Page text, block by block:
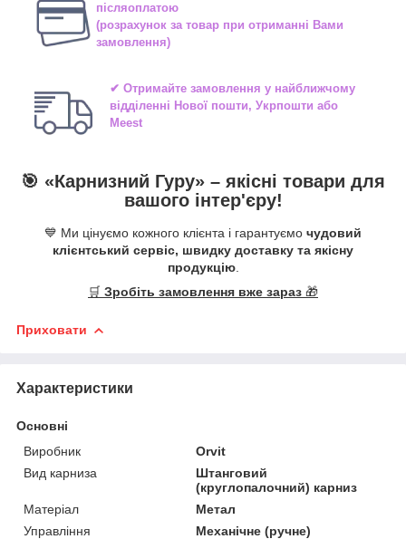
післяоплатою
(розрахунок за товар при отриманні Вами
замовлення)
✔ Отримайте замовлення у найближчому
відділенні Нової пошти, Укрпошти або
Meest
🎯 «Карнизний Гуру» – якісні товари для
вашого інтер'єру!
💙 Ми цінуємо кожного клієнта і гарантуємо чудовий
клієнтський сервіс, швидку доставку та якісну
продукцію.
🛒 Зробіть замовлення вже зараз 🎁
Приховати
Характеристики
Основні
Виробник
Orvit
Вид карниза
Штанговий
(круглопалочний) карниз
Матеріал
Метал
Управління
Механічне (ручне)